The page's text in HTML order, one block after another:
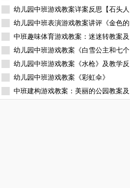
幼儿园中班游戏教案详案反思【石头人
幼儿园中班表演游戏教案讲评《金色的
中班趣味体育游戏教案：迷迷转教案及
幼儿园中班游戏教案《白雪公主和七个
幼儿园中班游戏教案《水枪》及教学反
幼儿园中班游戏教案《彩虹伞》
中班建构游戏教案：美丽的公园教案及